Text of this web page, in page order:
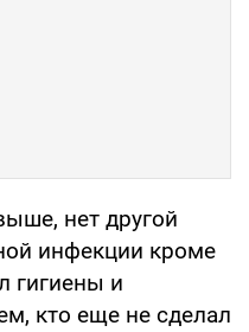
нет другой
инфекции кроме
гигиены и
кто еще не сделал